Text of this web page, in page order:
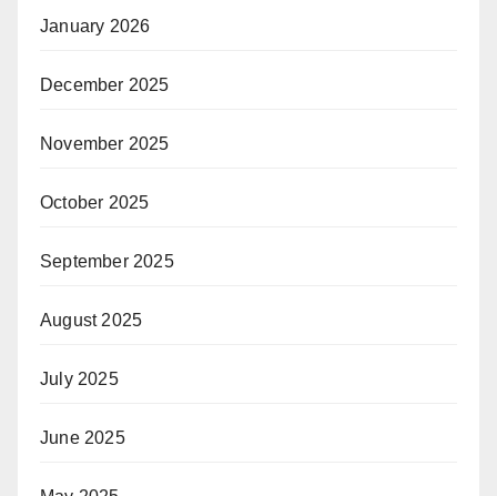
January 2026
December 2025
November 2025
October 2025
September 2025
August 2025
July 2025
June 2025